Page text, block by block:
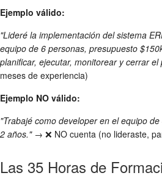
Ejemplo válido:
"Lideré la implementación del sistema
equipo de 6 personas, presupuesto
planificar, ejecutar, monitorear y cerrar el
meses de experiencia)
Ejemplo NO válido:
"Trabajé como developer en el equipo
2 años."→ ❌ NO cuenta (no lideraste,
Las 35 Horas de